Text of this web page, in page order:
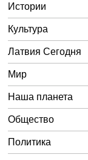
Истории
Культура
Латвия Сегодня
Мир
Наша планета
Общество
Политика